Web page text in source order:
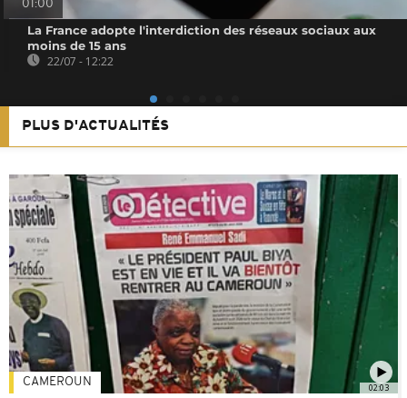
01:00
La France adopte l'interdiction des réseaux sociaux aux
moins de 15 ans
22/07 - 12:22
PLUS D'ACTUALITÉS
02:03
CAMEROUN